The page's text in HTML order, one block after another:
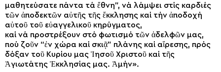
μαθητεύσατε πάντα τά ἔθνη”, νά λάμψει στίς καρδιές
τῶν ἀποδεκτῶν αὐτῆς τῆς ἔκκλησης καί τήν ἀποδοχή
αὐτοῦ τοῦ εὐαγγελικοῦ κηρύγματος,
καί νά προστρέξουν στό φωτισμό τῶν ἀδελφῶν μας,
πού ζοῦν “ἐν χώρα καί σκιᾷ” πλάνης καί αἵρεσης, πρός
δόξαν τοῦ Κυρίου μας Ἰησοῦ Χριστοῦ καί τῆς
Ἁγιωτάτης Ἐκκλησίας μας. Ἀμήν».